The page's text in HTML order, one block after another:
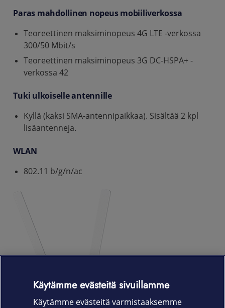
Paras mahdollinen nopeus mobiiliverkossa
Teoreettinen maksiminopeus 4G LTE -verkossa
300/50 Mbit/s
Teoreettinen maksiminopeus 3G DC-HSPA+ -
verkossa 42
Tuki ulkoiselle antennille
Kyllä (kaksi SMA-antennipaikkaa). Sisältää 2 kpl
lisäantenneja.
WLAN
802.11 b/g/n/ac
Käytämme evästeitä sivuillamme
Käytämme evästeitä varmistaaksemme